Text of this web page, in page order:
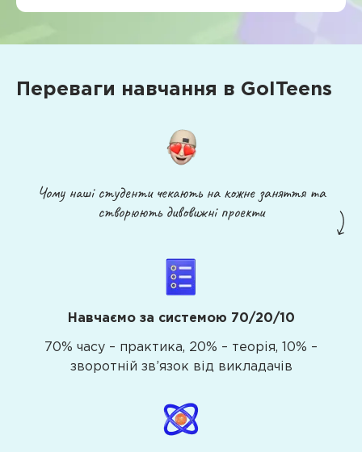
Переваги навчання в GoITeens
Чому наші студенти чекають на кожне заняття та
створюють дивовижні проекти
Навчаємо за системою 70/20/10
70% часу – практика, 20% – теорія, 10% –
зворотній зв’язок від викладачів